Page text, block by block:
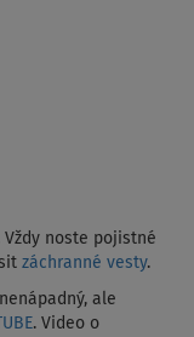
noste pojistné
záchranné vesty.
ale
. Video o